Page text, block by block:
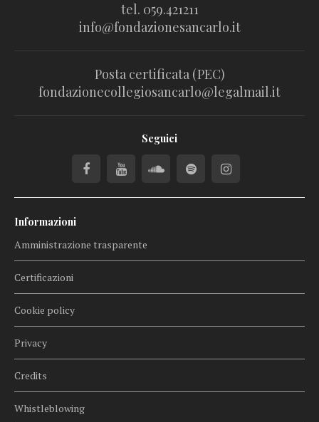
tel. 059.421211
info@fondazionesancarlo.it
Posta certificata (PEC)
fondazionecollegiosancarlo@legalmail.it
Seguici
Informazioni
Amministrazione trasparente
Certificazioni
Cookie policy
Privacy
Credits
Whistleblowing